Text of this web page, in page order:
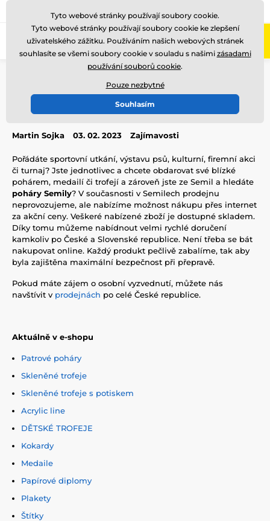
Zavolejte nám (Po-Pá 8-17)
Poháry Semily
Martin Sojka 03. 02. 2023 Zajímavosti
Pořádáte sportovní utkání, výstavu psů, kulturní, firemní akci
či turnaj? Jste jednotlivec a chcete obdarovat své blízké
pohárem, medailí či trofejí a zároveň jste ze Semil a hledáte
poháry Semily? V současnosti v Semilech prodejnu
neprovozujeme, ale nabízíme možnost nákupu přes internet
za akční ceny. Veškeré nabízené zboží je dostupné skladem.
Díky tomu můžeme nabídnout velmi rychlé doručení
kamkoliv po České a Slovenské republice. Není třeba se bát
nakupovat online. Každý produkt pečlivě zabalíme, tak aby
byla zajištěna maximální bezpečnost při přepravě.
Pokud máte zájem o osobní vyzvednutí, můžete nás
navštívit v prodejnách po celé České republice.
Aktuálně v e-shopu
Patrové poháry
Skleněné trofeje
Skleněné trofeje s potiskem
Acrylic line
DĚTSKÉ TROFEJE
Kokardy
Medaile
Papírové diplomy
Plakety
Štítky
Tyto webové stránky používají soubory cookie.
Tyto webové stránky používají soubory cookie ke zlepšení
uživatelského zážitku. Používáním našich webových stránek
souhlasíte se všemi soubory cookie v souladu s našimi zásadami
používání souborů cookie.
Pouze nezbytné
Souhlasím